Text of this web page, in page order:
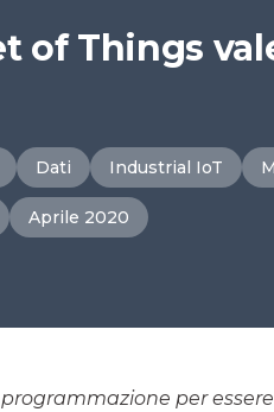
of Things
Dati Industrial IoT
Aprile 2020
per